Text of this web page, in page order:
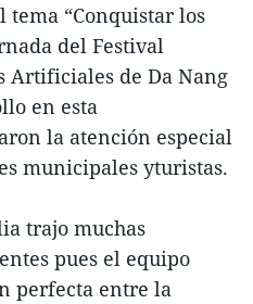
“Conquistar los
del Festival
Artificiales de Da Nang
en esta
la atención especial
municipales yturistas.
trajo muchas
pues el equipo
perfecta entre la